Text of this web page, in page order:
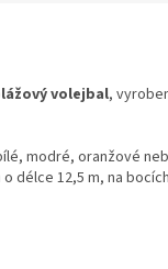
volejbal,
modré, oranžové
délce 12,5 m, na